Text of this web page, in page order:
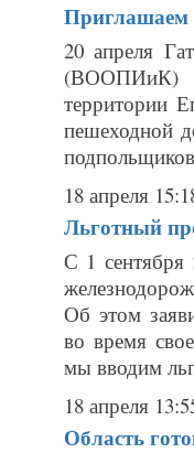
Приглашаем
20 апреля
(ВООПИиК)
территории
пешеходной
18 апреля
Льготный
С 1 сентября
Об этом
во время
мы вводим
18 апреля
Область